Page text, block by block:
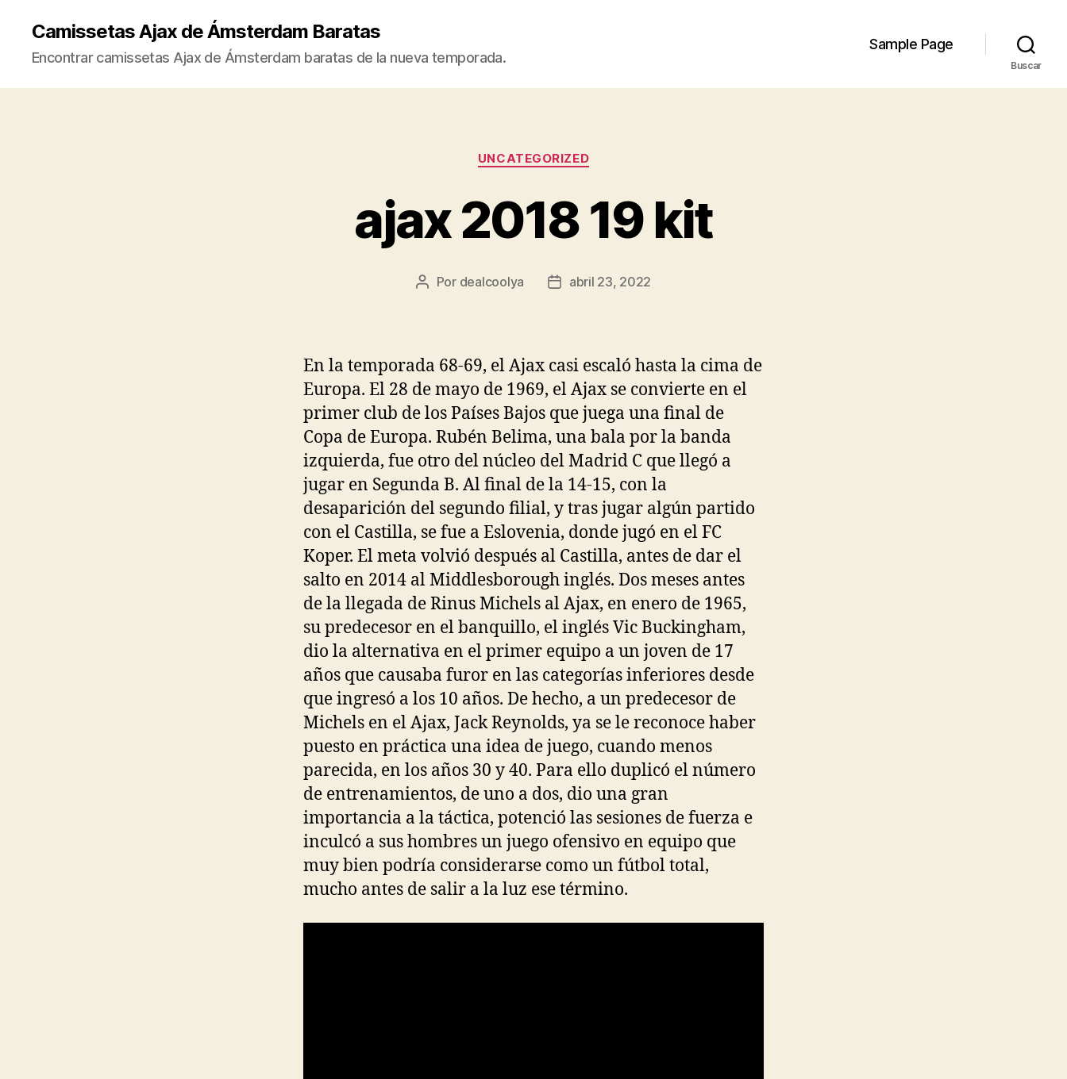
Camissetas Ajax de Ámsterdam Baratas
Encontrar camissetas Ajax de Ámsterdam baratas de la nueva temporada.
Sample Page
Buscar
Categorías
UNCATEGORIZED
ajax 2018 19 kit
Autor
Por dealcoolya
Fechaabril 23, 2022
En la temporada 68-69, el Ajax casi escaló hasta la cima de
Europa. El 28 de mayo de 1969, el Ajax se convierte en el
primer club de los Países Bajos que juega una final de
Copa de Europa. Rubén Belima, una bala por la banda
izquierda, fue otro del núcleo del Madrid C que llegó a
jugar en Segunda B. Al final de la 14-15, con la
desaparición del segundo filial, y tras jugar algún partido
con el Castilla, se fue a Eslovenia, donde jugó en el FC
Koper. El meta volvió después al Castilla, antes de dar el
salto en 2014 al Middlesborough inglés. Dos meses antes
de la llegada de Rinus Michels al Ajax, en enero de 1965,
su predecesor en el banquillo, el inglés Vic Buckingham,
dio la alternativa en el primer equipo a un joven de 17
años que causaba furor en las categorías inferiores desde
que ingresó a los 10 años. De hecho, a un predecesor de
Michels en el Ajax, Jack Reynolds, ya se le reconoce haber
puesto en práctica una idea de juego, cuando menos
parecida, en los años 30 y 40. Para ello duplicó el número
de entrenamientos, de uno a dos, dio una gran
importancia a la táctica, potenció las sesiones de fuerza e
inculcó a sus hombres un juego ofensivo en equipo que
muy bien podría considerarse como un fútbol total,
mucho antes de salir a la luz ese término.